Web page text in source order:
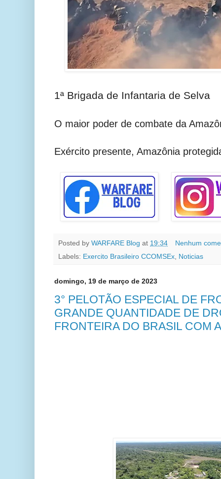
1ª Brigada de Infantaria de Selva
O maior poder de combate da
Exército presente, Amazônia
Posted by WARFARE Blog at 19:34
Nenhum
Labels: Exercito Brasileiro CCOMSEx Noticias
domingo, 19 de março de 2023
3° PELOTÃO ESPECIAL DE
GRANDE QUANTIDADE DE
FRONTEIRA DO BRASIL COM